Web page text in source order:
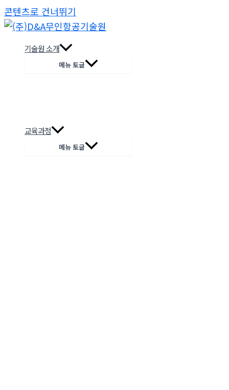
콘텐츠로 건너뛰기
기술원 소개
메뉴 토글
교육과정
메뉴 토글